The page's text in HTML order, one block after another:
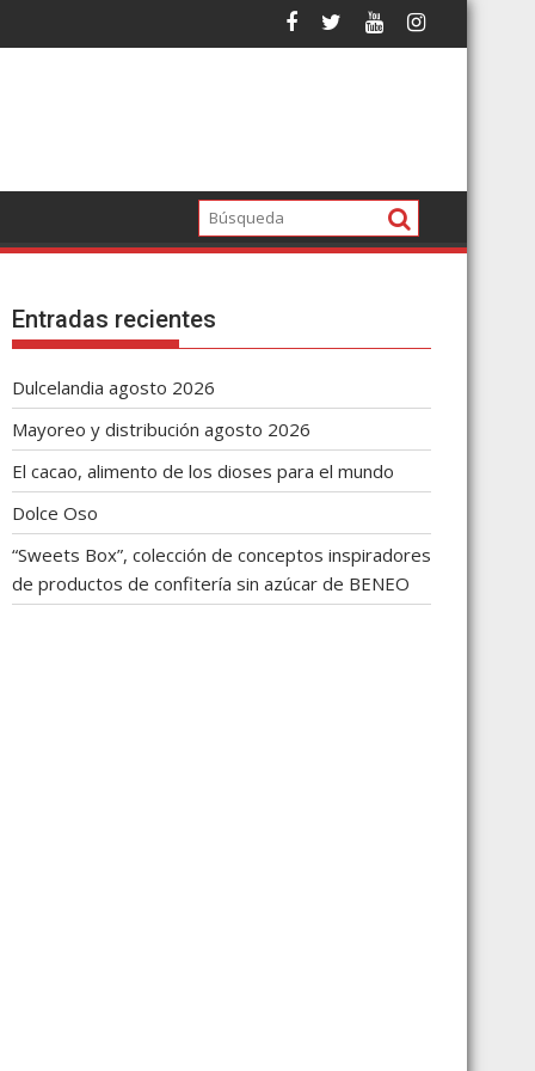
Entradas recientes
Dulcelandia agosto 2026
Mayoreo y distribución agosto 2026
El cacao, alimento de los dioses para el mundo
Dolce Oso
“Sweets Box”, colección de conceptos inspiradores
de productos de confitería sin azúcar de BENEO